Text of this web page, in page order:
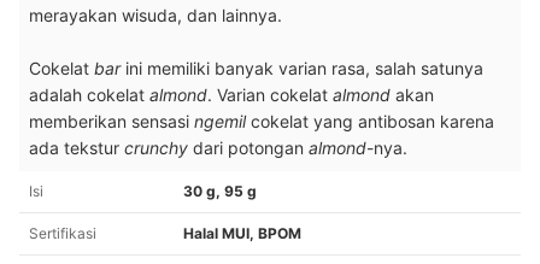
merayakan wisuda, dan lainnya.
Cokelat barini memiliki banyak varian rasa, salah satunya
adalah cokelat almond. Varian cokelat almond akan
memberikan sensasi ngemilcokelat yang antibosan karena
ada tekstur crunchy dari potongan almond-nya.
Isi 30 g, 95 g
Sertifikasi Halal MUI, BPOM